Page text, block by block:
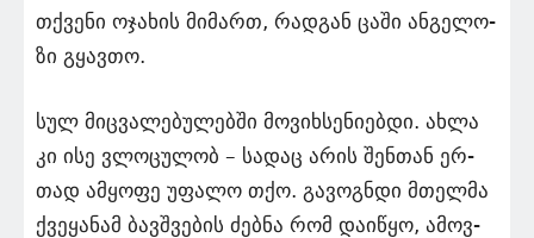
თქვე­ნი ოჯა­ხის მი­მართ, რად­გან ცაში ან­გე­ლო­
ზი გყავ­თო.
სულ მიც­ვა­ლე­ბუ­ლებ­ში მო­ვიხ­სე­ნი­ებ­დი. ახლა
კი ისე ვლო­ცუ­ლობ – სა­დაც არის შენ­თან ერ­
თად ამ­ყო­ფე უფა­ლო თქო. გა­ვოგნ­დი მთელ­მა
ქვე­ყა­ნამ ბავ­შვე­ბის ძებ­ნა რომ და­ი­წყო, ამოვ­